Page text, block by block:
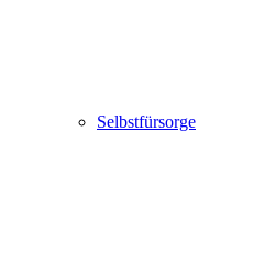
Selbstfürsorge